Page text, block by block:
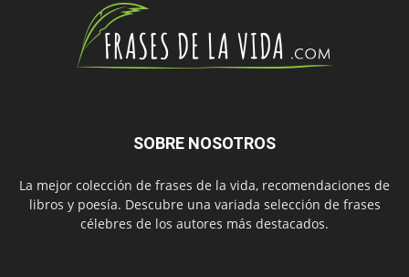
SOBRE NOSOTROS
La mejor colección de frases de la vida, recomendaciones de
libros y poesía. Descubre una variada selección de frases
célebres de los autores más destacados.